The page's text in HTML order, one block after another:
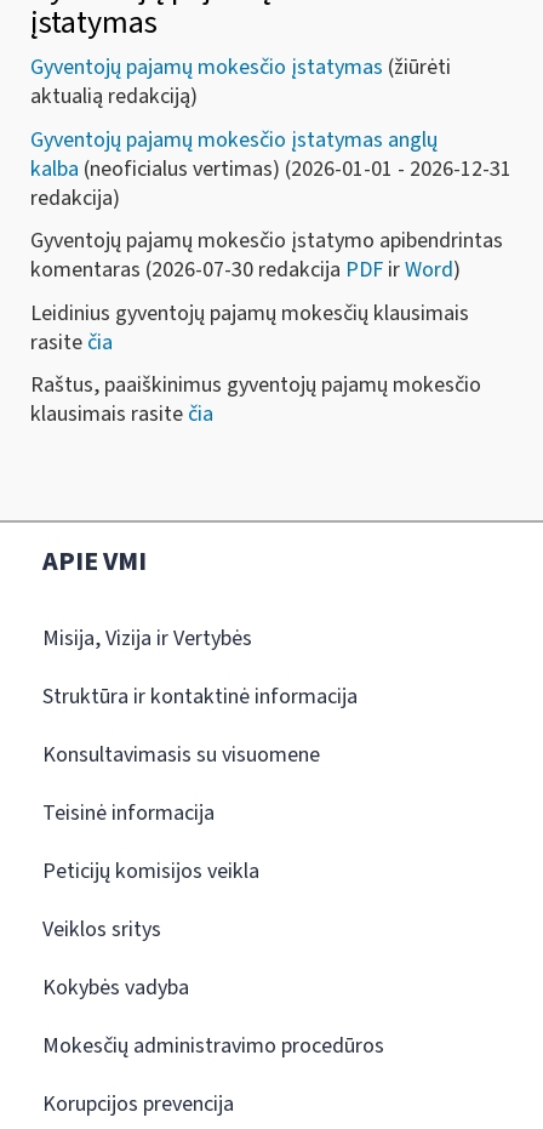
įstatymas
Gyventojų pajamų mokesčio įstatymas (žiūrėti
aktualią redakciją)
Gyventojų pajamų mokesčio įstatymas anglų
kalba (neoficialus vertimas) (2026-01-01 - 2026-12-31
redakcija)
Gyventojų pajamų mokesčio įstatymo apibendrintas
komentaras (2026-07-30 redakcija PDF irWord)
Leidinius gyventojų pajamų mokesčių klausimais
rasite čia
Raštus, paaiškinimus gyventojų pajamų mokesčio
klausimais rasite čia
APIE VMI
Misija, Vizija ir Vertybės
Struktūra ir kontaktinė informacija
Konsultavimasis su visuomene
Teisinė informacija
Peticijų komisijos veikla
Veiklos sritys
Kokybės vadyba
Mokesčių administravimo procedūros
Korupcijos prevencija